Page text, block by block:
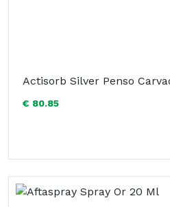
Actisorb Silver Penso
€ 80.85